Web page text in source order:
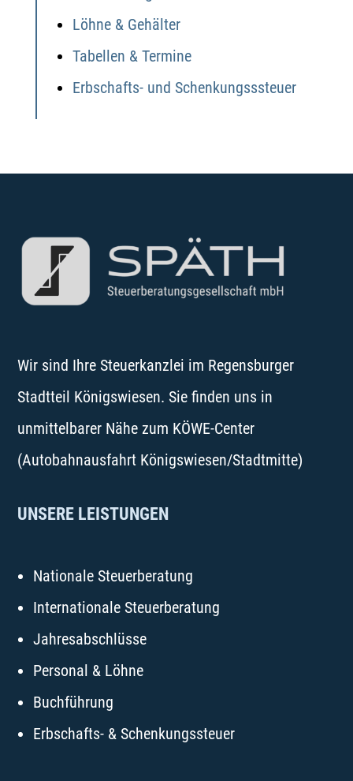
Löhne & Gehälter
Tabellen & Termine
Erbschafts- und Schenkungsssteuer
Wir sind Ihre Steuerkanzlei im Regensburger
Stadtteil Königswiesen. Sie finden uns in
unmittelbarer Nähe zum KÖWE-Center
(Autobahnausfahrt Königswiesen/Stadtmitte)
UNSERE LEISTUNGEN
Nationale Steuerberatung
Internationale Steuerberatung
Jahresabschlüsse
Personal & Löhne
Buchführung
Erbschafts- & Schenkungssteuer